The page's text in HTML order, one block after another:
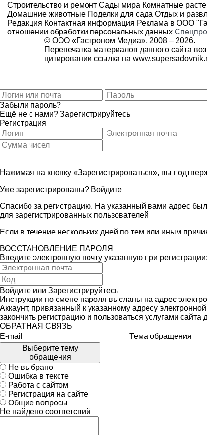
Строительство и ремонт Сады мира Комнатные
Домашние животные Поделки для сада Отдых и
Редакция Контактная информация Реклама в ООО
отношении обработки персональных данных
© ООО «Гастроном Медиа», 2008 – 2026.
Перепечатка материалов данного сайта
цитировании ссылка на
Забыли пароль?
Ещё не с нами? Зарегистрируйтесь
Регистрация
Нажимая на кнопку «Зарегистрироваться», вы
Уже зарегистрированы? Войдите
Спасибо за регистрацию. На указанный вами адрес
для зарегистрированных пользователей
Если в течение нескольких дней по тем или иным
ВОССТАНОВЛЕНИЕ ПАРОЛЯ
Введите электронную почту указанную при регистрации:
Войдите или Зарегистрируйтесь
Инструкции по смене пароля высланы на адрес
Аккаунт, привязанный к указанному адресу
закончить регистрацию и пользоваться услугами
ОБРАТНАЯ СВЯЗЬ
E-mail
Тема обращения
Выберите тему
обращения
Не выбрано
Ошибка в тексте
Работа с сайтом
Регистрация на сайте
Общие вопросы
Не найдено соответсвий